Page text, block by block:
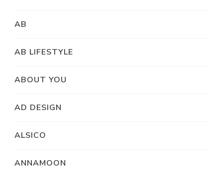
AB
AB LIFESTYLE
ABOUT YOU
AD DESIGN
ALSICO
ANNAMOON